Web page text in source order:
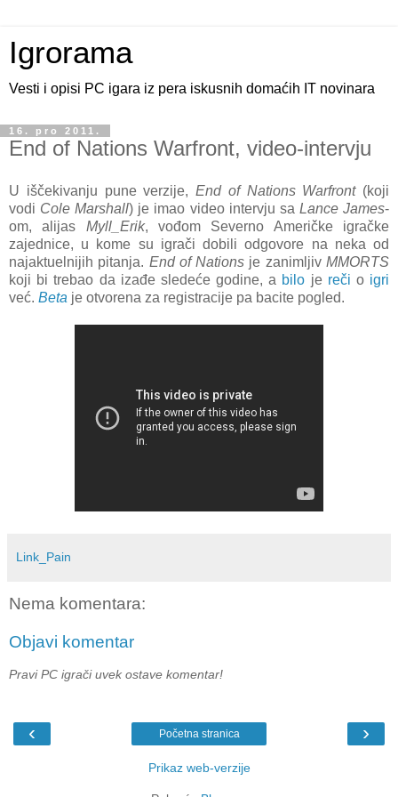
Igrorama
Vesti i opisi PC igara iz pera iskusnih domaćih IT novinara
16. pro 2011.
End of Nations Warfront, video-intervju
U iščekivanju pune verzije, End of Nations Warfront(koji
vodi Cole Marshall) je imao video intervju sa Lance James-
om, alijas Myll_Erik, vođom Severno Američke igračke
zajednice, u kome su igrači dobili odgovore na neka od
najaktuelnijih pitanja. End of Nations je zanimljivMMORTS
koji bi trebao da izađe sledeće godine, a bilo je reči o igri
već. Beta je otvorena za registracije pa bacite pogled.
Link_Pain
Nema komentara:
Objavi komentar
Pravi PC igrači uvek ostave komentar!
‹ ›
Početna stranica
Prikaz web-verzije